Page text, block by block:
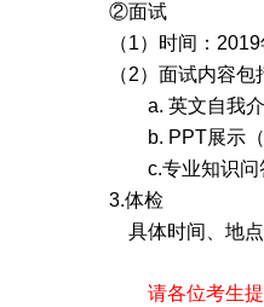
②面试
（1）时间： 2019
（2）面试内容包
a. 英文自我
b. PPT展示
c.专业知识问
3.体检
具体时间、地
请各位考生